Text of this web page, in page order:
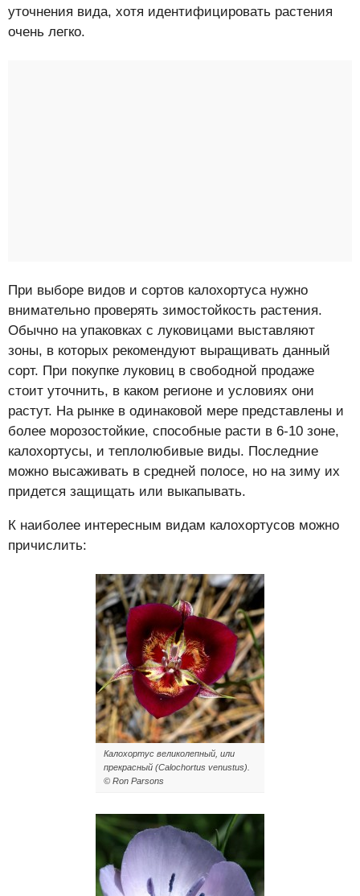
уточнения вида, хотя идентифицировать растения
очень легко.
При выборе видов и сортов калохортуса нужно
внимательно проверять зимостойкость растения.
Обычно на упаковках с луковицами выставляют
зоны, в которых рекомендуют выращивать данный
сорт. При покупке луковиц в свободной продаже
стоит уточнить, в каком регионе и условиях они
растут. На рынке в одинаковой мере представлены и
более морозостойкие, способные расти в 6-10 зоне,
калохортусы, и теплолюбивые виды. Последние
можно высаживать в средней полосе, но на зиму их
придется защищать или выкапывать.
К наиболее интересным видам калохортусов можно
причислить:
Калохортус великолепный, или
прекрасный (Calochortus venustus).
© Ron Parsons